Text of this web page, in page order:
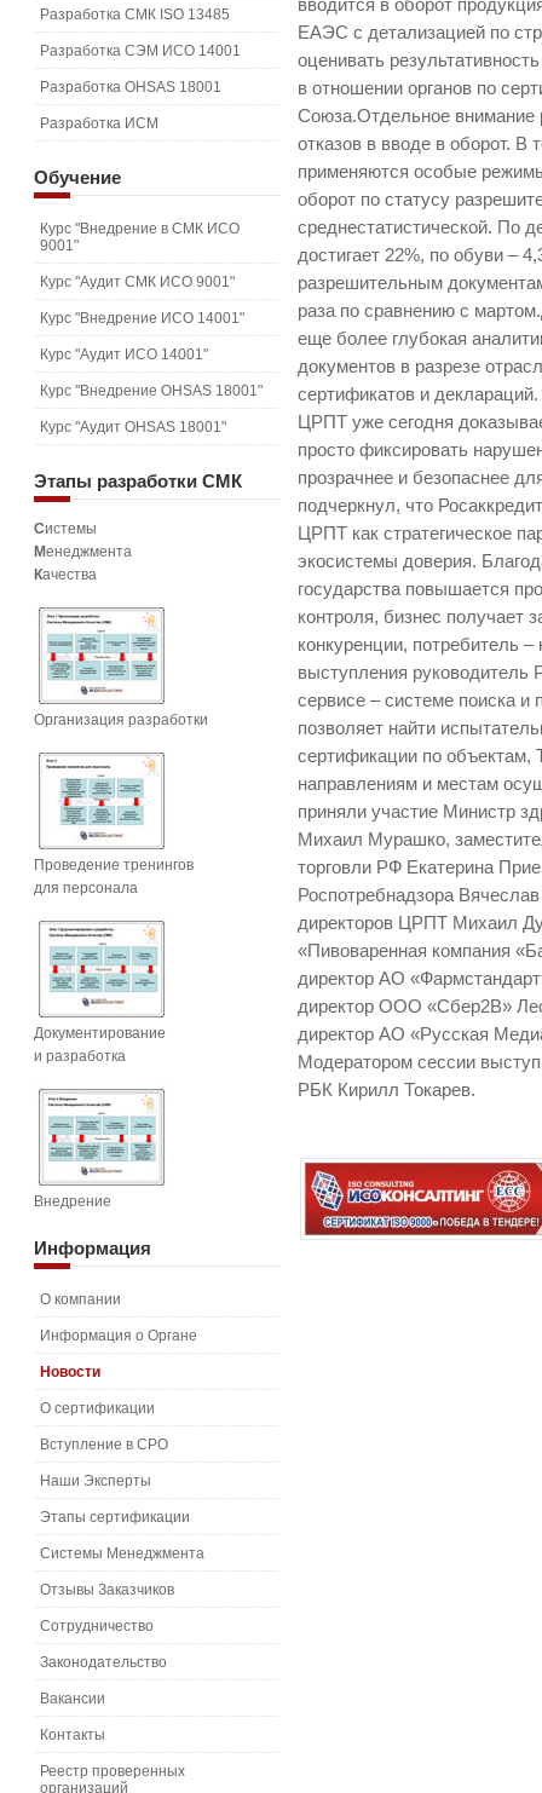
вводится в оборот
ЕАЭС с детализацией по
оценивать
в отношении органов по
Союза.Отдельное внимание
отказов в вводе в оборот. В
применяются особые
оборот по статусу
среднестатистической. По
достигает 22%, по обуви –
разрешительным
раза по сравнению с
еще более глубокая
документов в разрезе
сертификатов и
ЦРПТ уже сегодня
просто фиксировать
прозрачнее и безопаснее
подчеркнул, что
ЦРПТ как стратегическое
экосистемы доверия.
государства повышается
контроля, бизнес получает
конкуренции, потребитель
выступления руководитель
сервисе – системе поиска
позволяет найти
сертификации по
направлениям и местам
приняли участие Министр
Михаил Мурашко,
торговли РФ Екатерина
Роспотребнадзора
директоров ЦРПТ Михаил
«Пивоваренная компания
директор АО
директор ООО «Сбер2В»
директор АО «Русская
Модератором сессии
РБК Кирилл Токарев.
Разработка СМК ISO 13485
Разработка СЭМ ИСО 14001
Разработка OHSAS 18001
Разработка ИСМ
Обучение
Курс "Внедрение в СМК ИСО
9001"
Курс "Аудит СМК ИСО 9001"
Курс "Внедрение ИСО 14001"
Курс "Аудит ИСО 14001"
Курс "Внедрение OHSAS 18001"
Курс "Аудит OHSAS 18001"
Этапы разработки СМК
Системы
Менеджмента
Качества
Организация разработки
Проведение тренингов
для персонала
Документирование
и разработка
Внедрение
Информация
О компании
Информация о Органе
Новости
О сертификации
Вступление в СРО
Наши Эксперты
Этапы сертификации
Системы Менеджмента
Отзывы Заказчиков
Сотрудничество
Законодательство
Вакансии
Контакты
Реестр проверенных
организаций